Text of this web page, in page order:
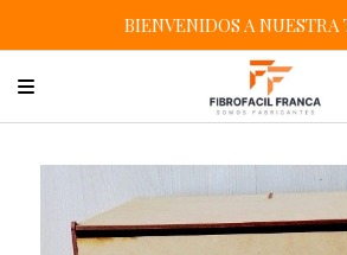
BIENVENIDOS A NUESTRA